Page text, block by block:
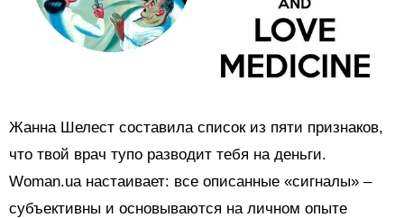
Жанна Шелест составила список из пяти признаков,
что твой врач тупо разводит тебя на деньги.
Woman.ua настаивает: все описанные «сигналы» –
субъективны и основываются на личном опыте